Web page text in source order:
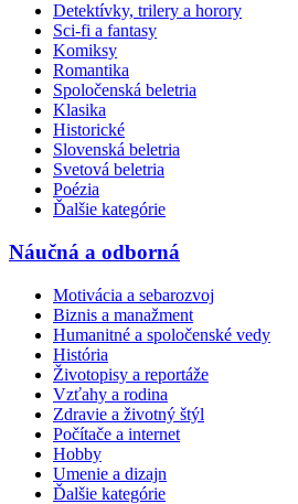
Detektívky, trilery a horory
Sci-fi a fantasy
Komiksy
Romantika
Spoločenská beletria
Klasika
Historické
Slovenská beletria
Svetová beletria
Poézia
Ďalšie kategórie
Náučná a odborná
Motivácia a sebarozvoj
Biznis a manažment
Humanitné a spoločenské vedy
História
Životopisy a reportáže
Vzťahy a rodina
Zdravie a životný štýl
Počítače a internet
Hobby
Umenie a dizajn
Ďalšie kategórie